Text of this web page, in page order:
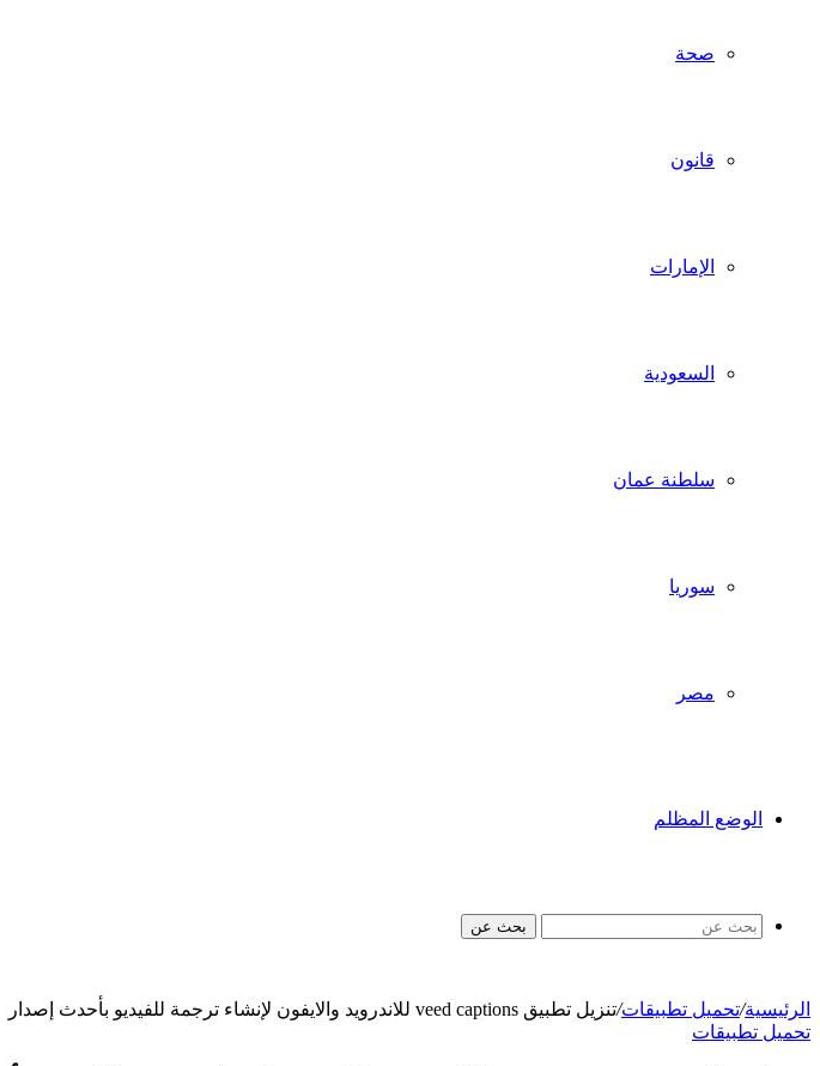
صحة
قانون
الإمارات
السعودية
سلطنة عمان
سوريا
مصر
الوضع المظلم
بحث عن
الرئيسية/تحميل تطبيقات/تنزيل تطبيق veed captions للاندرويد والايفون لإنشاء ترجمة للفيديو بأحدث إصدار
تحميل تطبيقات